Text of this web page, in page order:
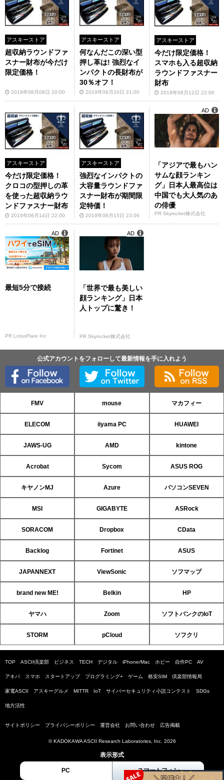
アスキーストア
超収納ラウンドファ
スナー財布が今だけ
限定価格！
2019年08月08日 20:00
アスキーストア
何なんだこの深い型
押し革は! 強烈なイ
ンパクトの長財布が
30％オフ！
2019年08月10日 21:00
アスキーストア
今だけ限定価格！
スマホも入る超収納
ラウンドファスナー
財布
2019年08月12日 22:00
アスキーストア
今だけ限定価格！
クロコの型押しの革
を使った超収納ラウ
ンドファスナー財布
2019年08月14日 22:00
アスキーストア
強烈なインパクトの
大容量ラウンドファ
スナー財布が期間限
定特価！
2019年08月15日 23:00
「アジアで最もハン
サムな顔ランキン
グ」日本人最高位は
中国でも大人気のあ
の俳優
PR Skyrocket株式会社
AD
最短5分で接続
PR LotusFlare Inc
AD
「世界で最も美しい
顔ランキング」日本
人トップに驚き！
PR Skyrocket株式会社
AD
公式アカウントをフォローして最新情報を手に入れよう
FMV mouse マカフィー
ELECOM iiyama PC HUAWEI
JAWS-UG AMD kintone
Acrobat Sycom ASUS ROG
キヤノンMJ Azure パソコンSEVEN
MSI GIGABYTE ASRock
SORACOM Dropbox CData
Backlog Fortinet ASUS
JAPANNEXT ViewSonic ソフマップ
brand new ME! Belkin HP
ヤマハ Zoom ソフトバンクのIoT
STORM pCloud ソフクリ
TOP ASCII倶楽部 ビジネス TECH デジタル iPhone/Mac ホビー 自作PC AV
アキバ スマホ スタートアップ プログラミング+ ゲーム 格安SIM 倶楽部情報局
家電ASCII アスキーグルメ MITTR IoT サイバーセキュリティ小説コンテスト SDGs
地方活性
サイトポリシー プライバシーポリシー 運営会社 お問い合わせ 広告掲載
© KADOKAWA ASCII Research Laboratories, Inc. 2026
表示形式
PC スマートフォン